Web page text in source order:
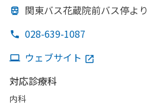
関東バス花蔵院前バス停より
028-639-1087
ウェブサイト
対応診療科
内科